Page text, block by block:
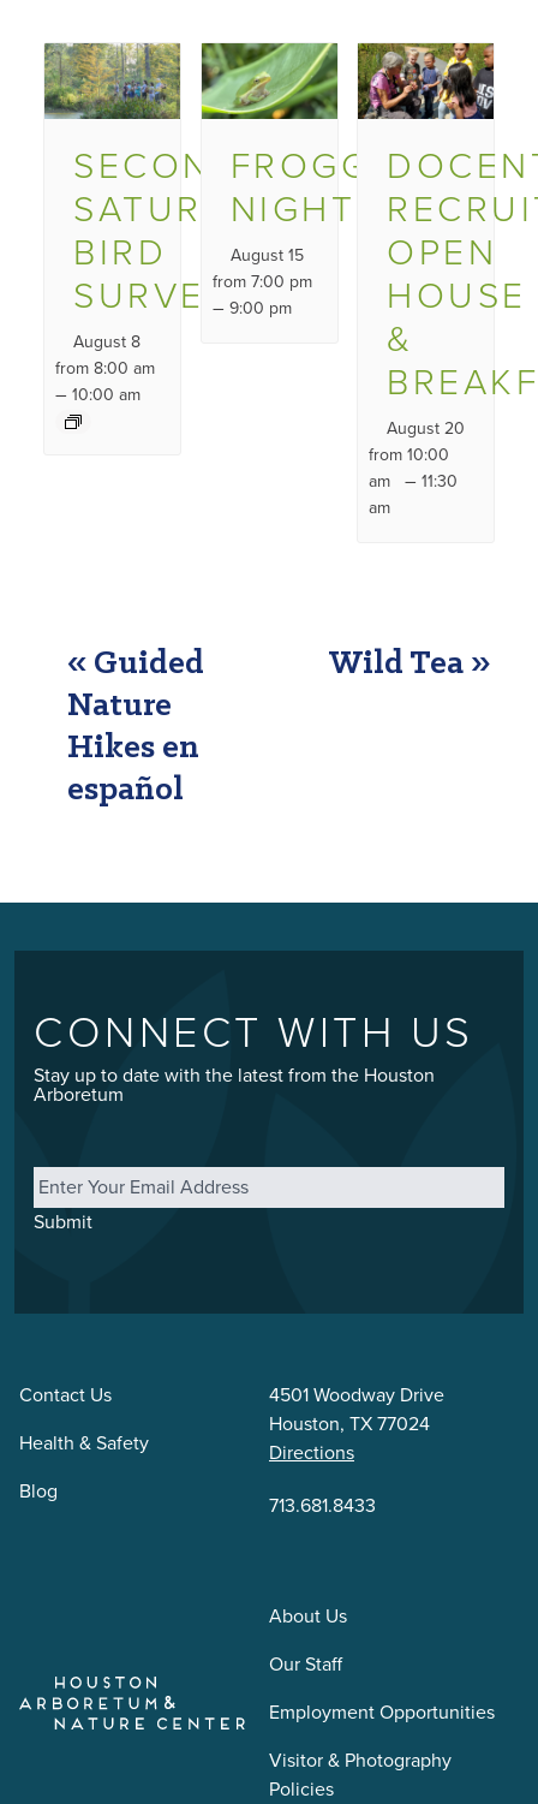
SECOND
SATURDAY
BIRD
SURVEY
August 8
from 8:00 am
–10:00 am
FROGGY
NIGHT
August 15
from 7:00 pm
– 9:00 pm
OPEN
HOUSE
&
August 20
from 10:00
am –11:30
am
EVENT
NAVIGATION
« Guided
Nature
Hikes en
español
Wild Tea »
CONNECT WITH US
Stay up to date with the latest from the Houston
Arboretum
Email *
Submit
About Us
Our Staff
Employment Opportunities
Visitor & Photography
Policies
Contact Us
Health & Safety
Blog
4501 Woodway Drive
Houston, TX 77024
Directions
713.681.8433